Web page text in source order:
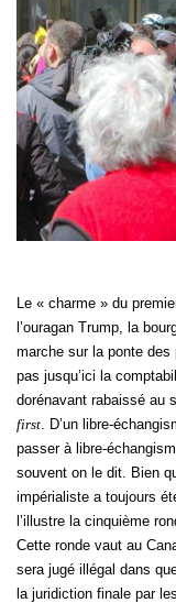
Le « charme » du
l’ouragan Trump, la
marche sur la ponte
pas jusqu’ici la
dorénavant rabaissé au
first . D’un libre-
passer à libre-
souvent on le dit. Bien
impérialiste a toujours
l’illustre la cinquième
Cette ronde vaut au
sera jugé illégal dans
la juridiction finale par